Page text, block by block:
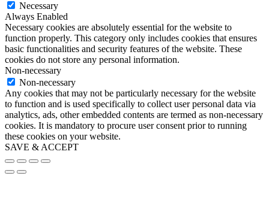
Necessary
Always Enabled
Necessary cookies are absolutely essential for the website to
function properly. This category only includes cookies that ensures
basic functionalities and security features of the website. These
cookies do not store any personal information.
Non-necessary
Non-necessary
Any cookies that may not be particularly necessary for the website
to function and is used specifically to collect user personal data via
analytics, ads, other embedded contents are termed as non-necessary
cookies. It is mandatory to procure user consent prior to running
these cookies on your website.
SAVE & ACCEPT